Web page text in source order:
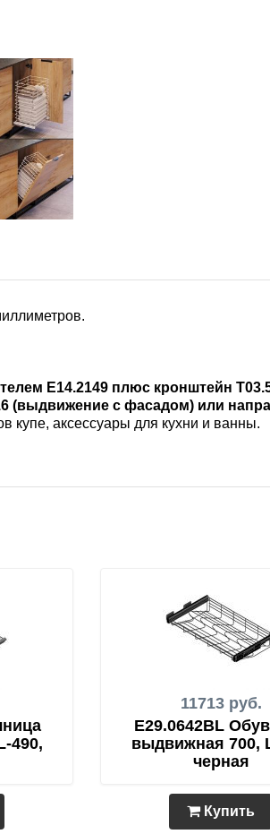
E14.2149 плюс кронштейн
(выдвижение с фасадом) или
купе, аксессуары для кухни и ванны.
490,
11713 руб.
E29.0642BL
выдвижная 700,
черная
Купить